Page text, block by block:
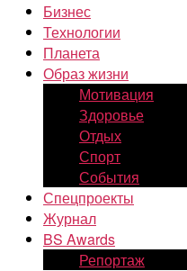
Бизнес
Технологии
Планета
Образ жизни
Мотивация
Здоровье
Отдых
Спорт
События
Спецпроекты
Журнал
BS Awards
Репортаж